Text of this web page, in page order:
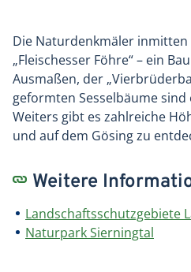
Die Naturdenkmäler inmitten
„Fleischesser Föhre“ – ein
Ausmaßen, der
geformten Sesselbäume sind
Weiters gibt es zahlreiche
und auf dem Gösing zu
Weitere
Landschaftsschutzgebiete
Naturpark Sierningtal